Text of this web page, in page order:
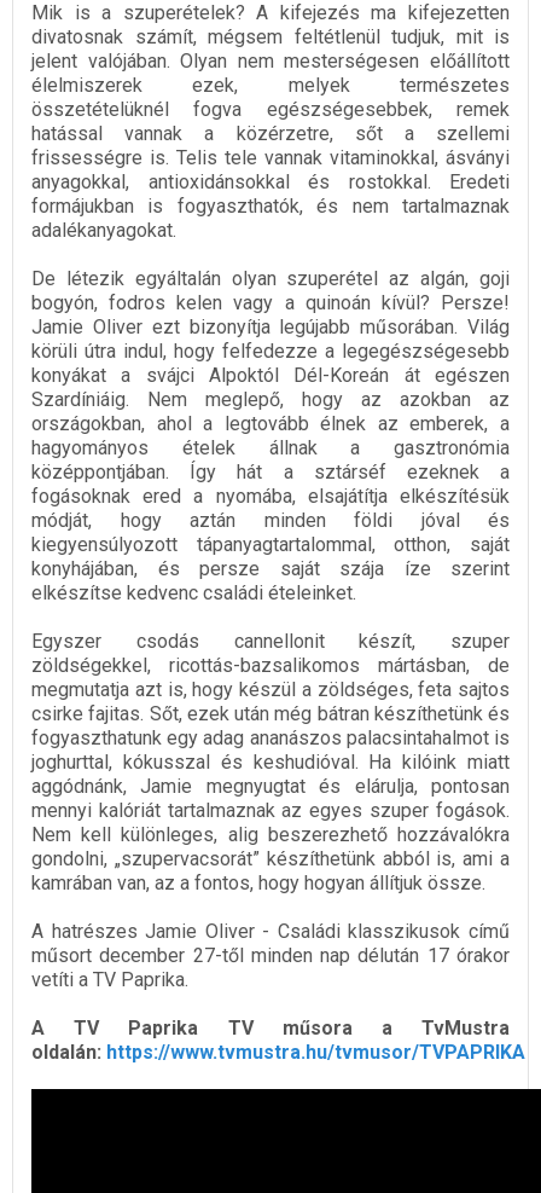
Mik is a szuperételek? A kifejezés ma kifejezetten
divatosnak számít, mégsem feltétlenül tudjuk, mit is
jelent valójában. Olyan nem mesterségesen előállított
élelmiszerek ezek, melyek természetes
összetételüknél fogva egészségesebbek, remek
hatással vannak a közérzetre, sőt a szellemi
frissességre is. Telis tele vannak vitaminokkal, ásványi
anyagokkal, antioxidánsokkal és rostokkal. Eredeti
formájukban is fogyaszthatók, és nem tartalmaznak
adalékanyagokat.
De létezik egyáltalán olyan szuperétel az algán, goji
bogyón, fodros kelen vagy a quinoán kívül? Persze!
Jamie Oliver ezt bizonyítja legújabb műsorában. Világ
körüli útra indul, hogy felfedezze a legegészségesebb
konyákat a svájci Alpoktól Dél-Koreán át egészen
Szardíniáig. Nem meglepő, hogy az azokban az
országokban, ahol a legtovább élnek az emberek, a
hagyományos ételek állnak a gasztronómia
középpontjában. Így hát a sztárséf ezeknek a
fogásoknak ered a nyomába, elsajátítja elkészítésük
módját, hogy aztán minden földi jóval és
kiegyensúlyozott tápanyagtartalommal, otthon, saját
konyhájában, és persze saját szája íze szerint
elkészítse kedvenc családi ételeinket.
Egyszer csodás cannellonit készít, szuper
zöldségekkel, ricottás-bazsalikomos mártásban, de
megmutatja azt is, hogy készül a zöldséges, feta sajtos
csirke fajitas. Sőt, ezek után még bátran készíthetünk és
fogyaszthatunk egy adag ananászos palacsintahalmot is
joghurttal, kókusszal és keshudióval. Ha kilóink miatt
aggódnánk, Jamie megnyugtat és elárulja, pontosan
mennyi kalóriát tartalmaznak az egyes szuper fogások.
Nem kell különleges, alig beszerezhető hozzávalókra
gondolni, „szupervacsorát” készíthetünk abból is, ami a
kamrában van, az a fontos, hogy hogyan állítjuk össze.
A hatrészes Jamie Oliver - Családi klasszikusok című
műsort december 27-től minden nap délután 17 órakor
vetíti a TV Paprika.
A TV Paprika TV műsora a TvMustra
oldalán: https://www.tvmustra.hu/tvmusor/TVPAPRIKA